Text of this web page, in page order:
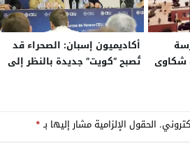
شكاوى
أكاديميون إسبان: الصحراء قد
تُصبح “كويت” جديدة بالنظر إلى
الحقول الإلزامية مشار إليها بـ*